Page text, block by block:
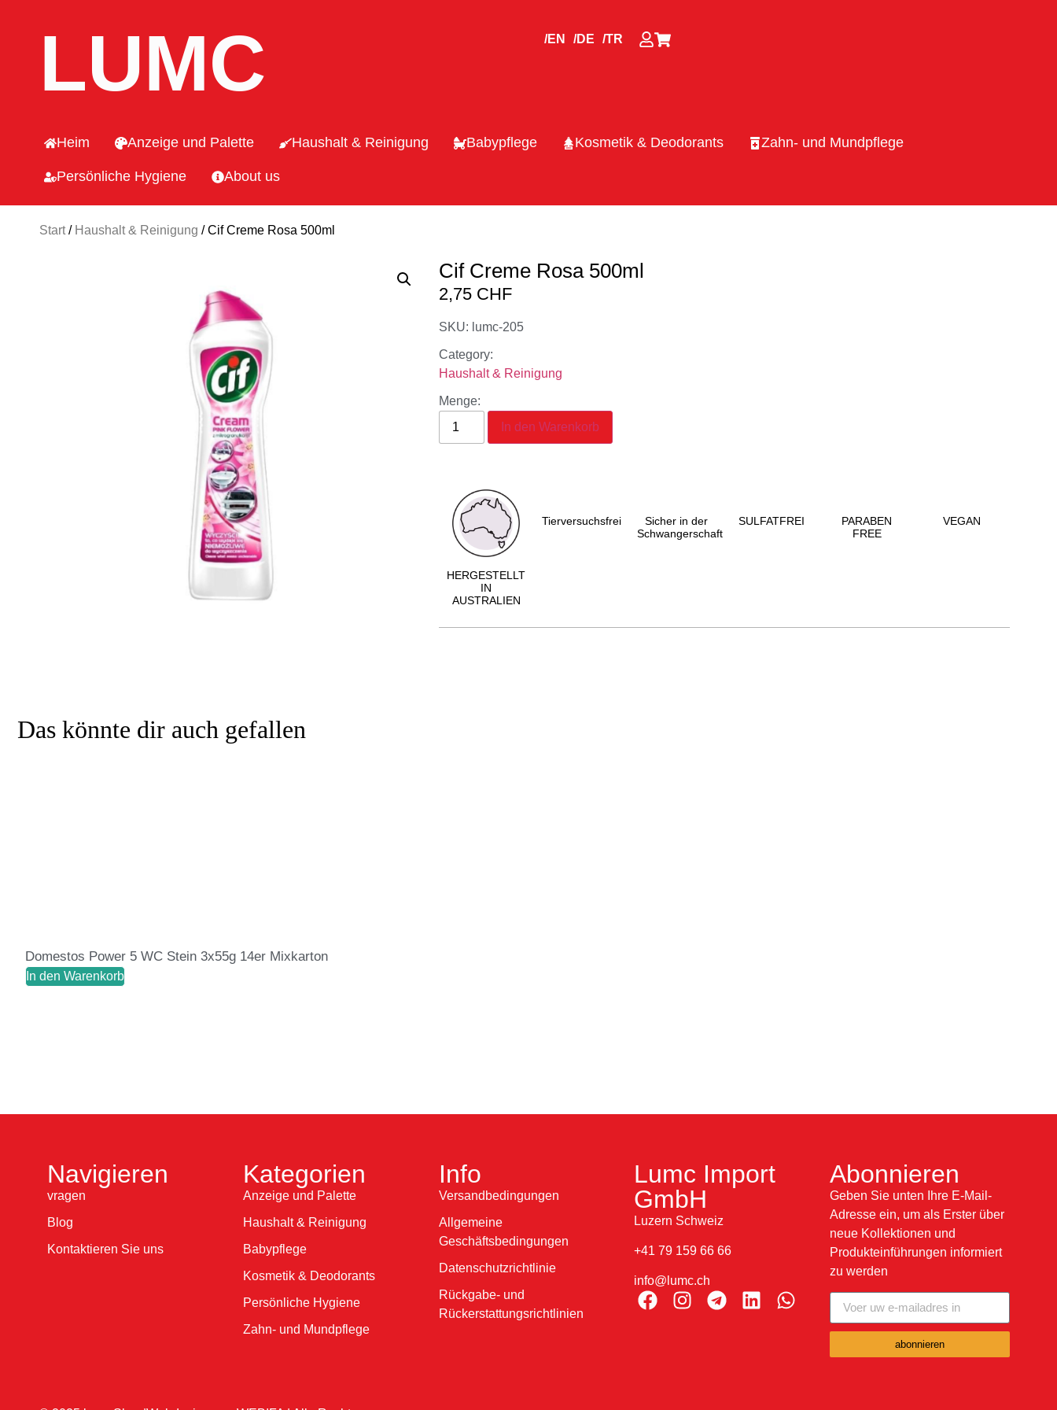
LUMC /EN /DE /TR
Heim Anzeige und Palette Haushalt & Reinigung Babypflege Kosmetik & Deodorants Zahn- und Mundpflege
Persönliche Hygiene About us
Start/ Haushalt & Reinigung / Cif Creme Rosa 500ml
Cif Creme Rosa 500ml
2,75 CHF
SKU: lumc-205
Category:
Haushalt & Reinigung
Menge:
In den Warenkorb
HERGESTELLT
IN
AUSTRALIEN
Tierversuchsfrei
Sicher in der
Schwangerschaft
SULFATFREI
PARABEN
FREE
VEGAN
Das könnte dir auch gefallen
Domestos Power 5 WC Stein 3x55g 14er Mixkarton
In den Warenkorb
Navigieren
vragen
Blog
Kontaktieren Sie uns
Kategorien
Anzeige und Palette
Haushalt & Reinigung
Babypflege
Kosmetik & Deodorants
Persönliche Hygiene
Zahn- und Mundpflege
Info
Versandbedingungen
Allgemeine
Geschäftsbedingungen
Datenschutzrichtlinie
Rückgabe- und
Rückerstattungsrichtlinien
Lumc Import
GmbH
Luzern Schweiz
+41 79 159 66 66
info@lumc.ch
Abonnieren
Geben Sie unten Ihre E-Mail-
Adresse ein, um als Erster über
neue Kollektionen und
Produkteinführungen informiert
zu werden
abonnieren